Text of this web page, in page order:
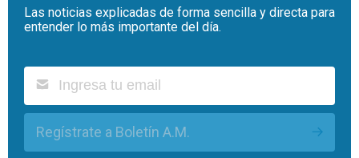
Las noticias explicadas de forma sencilla y directa para
entender lo más importante del día.
Regístrate a Boletín A.M.